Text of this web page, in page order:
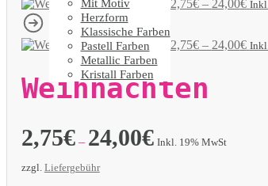
Mit Motiv
Herzform
Klassische Farben
Pastell Farben
Metallic Farben
Kristall Farben
Weihnachten 2,75€– 24,00€
Weihnachten 2,75€– 24,00€
Weihnachten
2,75€– 24,00€ Inkl. 19% MwSt
zzgl. Liefergebühr